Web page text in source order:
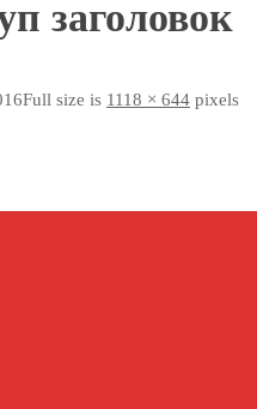
заголовок
Full size is 1118 × 644 pixels